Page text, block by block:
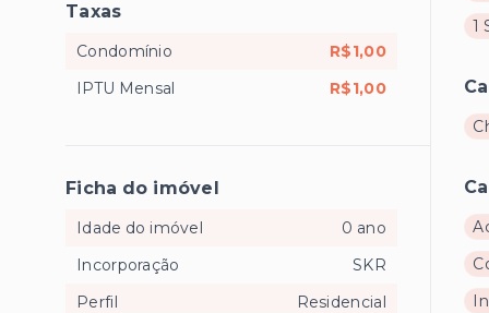
1
Taxas
Condomínio
R$1,00
IPTU Mensal
R$1,00
Ficha do imóvel
Idade do imóvel
0 ano
Incorporação
SKR
Perfil
Residencial